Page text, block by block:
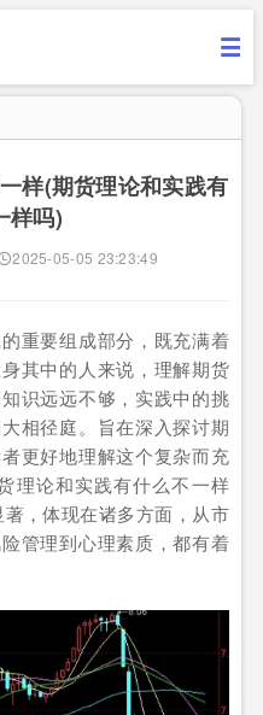
样(期货理论和实践有
样吗)
2025-05-05 23:23:49
重要组成部分，既充满着
其中的人来说，理解期货
识远远不够，实践中的挑
相径庭。旨在深入探讨期
更好地理解这个复杂而充
理论和实践有什么不一样
，体现在诸多方面，从市
管理到心理素质，都有着